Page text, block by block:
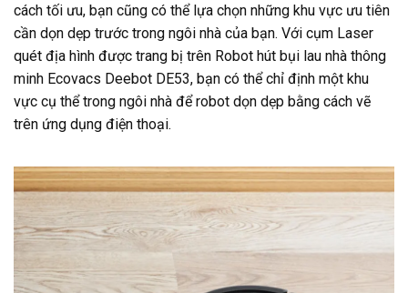
cách tối ưu, bạn cũng có thể lựa chọn những khu vực ưu tiên
cần dọn dẹp trước trong ngôi nhà của bạn. Với cụm Laser
quét địa hình được trang bị trên Robot hút bụi lau nhà thông
minh Ecovacs Deebot DE53, bạn có thể chỉ định một khu
vực cụ thể trong ngôi nhà để robot dọn dẹp bằng cách vẽ
trên ứng dụng điện thoại.